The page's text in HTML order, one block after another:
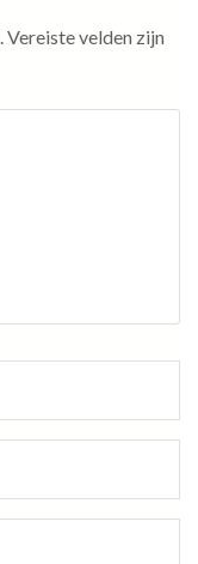
Vereiste velden zijn